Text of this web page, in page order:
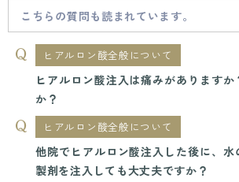
こちらの質問も読まれています。
ヒアルロン酸全般について
ヒアルロン酸注入は痛みがあります
か？
ヒアルロン酸全般について
他院でヒアルロン酸注入した後に、水
製剤を注入しても大丈夫ですか？